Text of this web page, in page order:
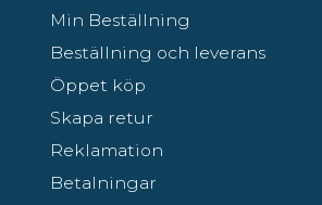
Min Beställning
Beställning och leverans
Öppet köp
Skapa retur
Reklamation
Betalningar